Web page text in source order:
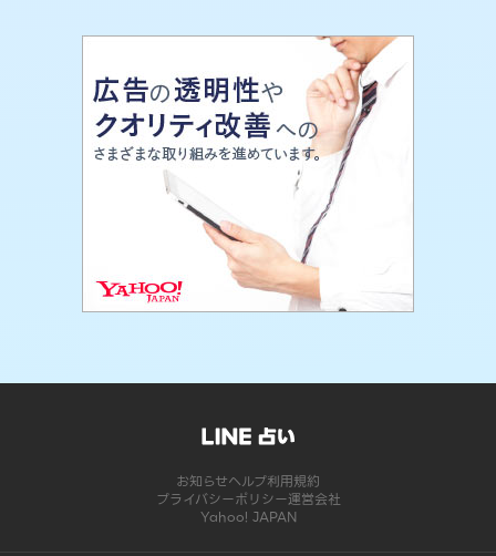
お知らせヘルプ利用規約
プライバシーポリシー運営会社
Yahoo! JAPAN